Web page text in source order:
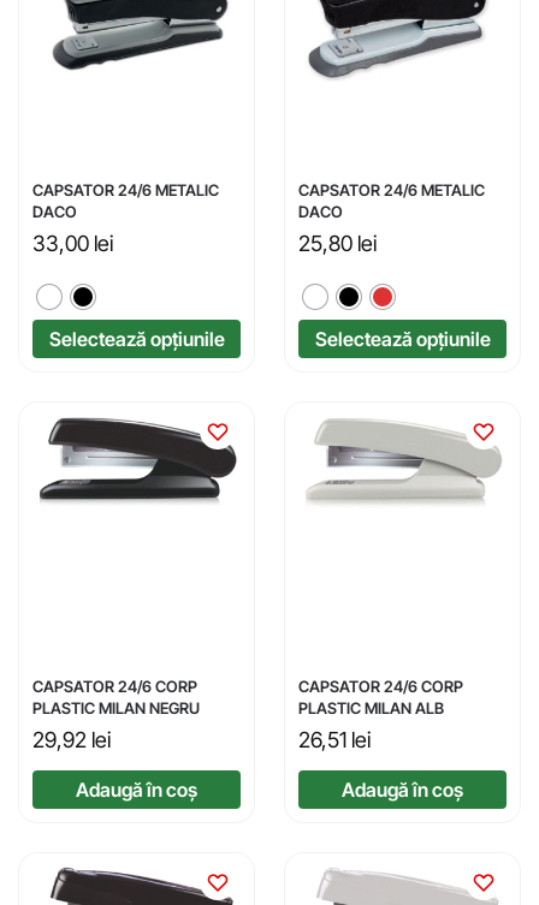
CAPSATOR 24/6 METALIC
DACO
33,00 lei
Selectează opțiunile
CAPSATOR 24/6 METALIC
DACO
25,80 lei
Selectează opțiunile
CAPSATOR 24/6 CORP
PLASTIC MILAN NEGRU
29,92 lei
Adaugă în coș
CAPSATOR 24/6 CORP
PLASTIC MILAN ALB
26,51 lei
Adaugă în coș